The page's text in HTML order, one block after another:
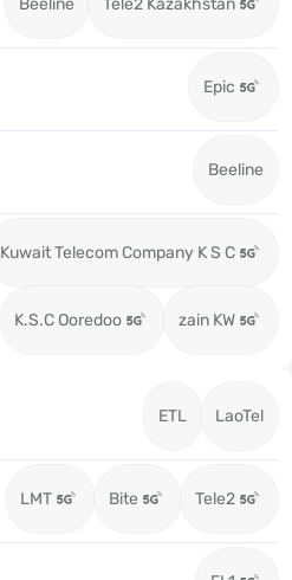
Beeline Tele2 Kazakhstan
Epic
Beeline
Kuwait Telecom Company K S C
K.S.C Ooredoo zain KW
ETL LaoTel
LMT Bite Tele2